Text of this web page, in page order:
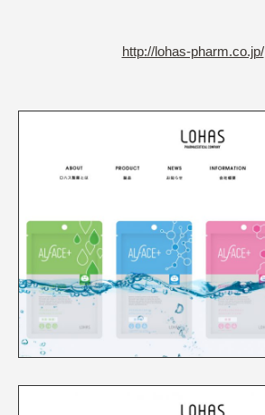
http://lohas-pharm.co.jp/